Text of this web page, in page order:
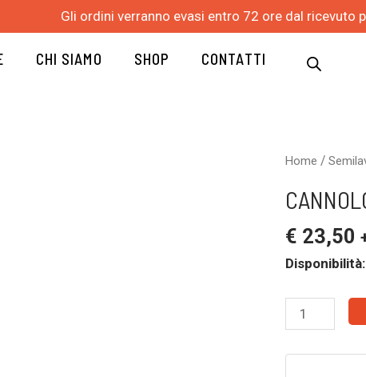
Gli ordini verranno evasi entro 72 ore dal ricevuto
CHI SIAMO SHOP CONTATTI
Home /
€ 23,50
Disponibilità:
CANNOLO
2,3
KG
-
SABO